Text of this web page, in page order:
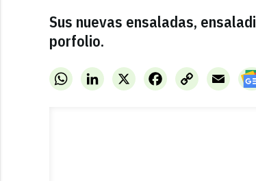
Sus nuevas ensaladas,
porfolio.
WhatsAppLinkedInX FacebookCopy
Link
Email